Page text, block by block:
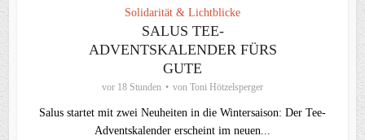
Solidarität & Lichtblicke
SALUS TEE-
ADVENTSKALENDER FÜRS
GUTE
vor 18 Stunden von Toni Hötzelsperger
Salus startet mit zwei Neuheiten in die Wintersaison: Der Tee-
Adventskalender erscheint im neuen...